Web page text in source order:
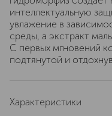
интеллектуальную
увлажение в
среды, а экстракт
С первых мгновений
подтянутой и
Характеристики